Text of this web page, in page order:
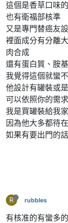
這個是香草口味
也有衛福部核準
又是專門替癌友
裡面成分有分離
肉合成
還有蛋白質、胺
我覺得這個就蠻
他設計有罐裝或
可以依照你的需
我是買罐裝給我
因為他大多都待
如果有要出門的
R rubbles
有核准的有蠻多